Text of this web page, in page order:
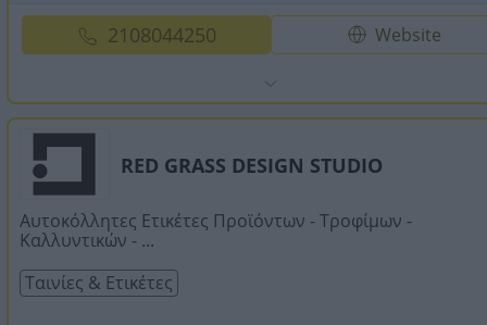
2108044250 Website
RED GRASS DESIGN STUDIO
Αυτοκόλλητες Ετικέτες Προϊόντων - Τροφίμων -
Καλλυντικών - ...
Ταινίες & Ετικέτες